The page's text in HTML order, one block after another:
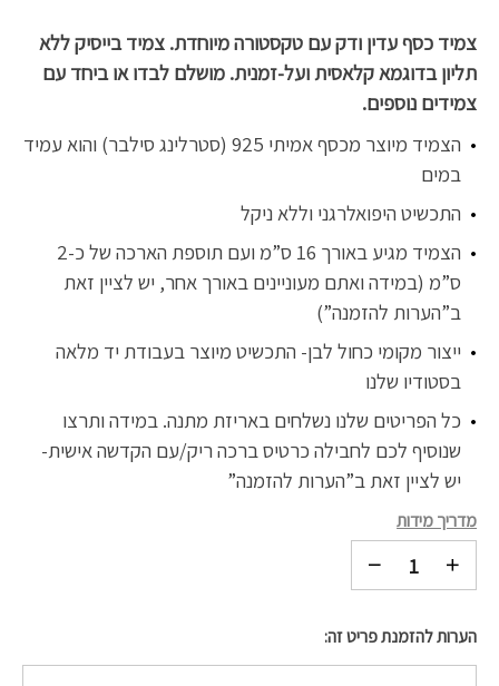
צמיד כסף עדין ודק עם טקסטורה מיוחדת. צמיד בייסיק ללא
תליון בדוגמא קלאסית ועל-זמנית. מושלם לבדו או ביחד עם
צמידים נוספים.
הצמיד מיוצר מכסף אמיתי 925 (סטרלינג סילבר) והוא עמיד
במים
התכשיט היפואלרגני וללא ניקל
הצמיד מגיע באורך 16 ס”מ ועם תוספת הארכה של כ-2
ס”מ (במידה ואתם מעוניינים באורך אחר, יש לציין זאת
ב”הערות להזמנה”)
ייצור מקומי כחול לבן- התכשיט מיוצר בעבודת יד מלאה
בסטודיו שלנו
כל הפריטים שלנו נשלחים באריזת מתנה. במידה ותרצו
שנוסיף לכם לחבילה כרטיס ברכה ריק/עם הקדשה אישית-
יש לציין זאת ב”הערות להזמנה”
מדריך מידות
הערות להזמנת פריט זה: